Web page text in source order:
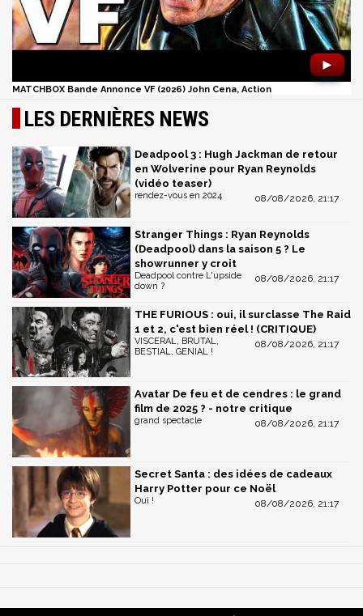
►
MATCHBOX Bande Annonce VF (2026) John Cena, Action
LES DERNIÈRES NEWS
Deadpool 3 : Hugh Jackman de retour
en Wolverine pour Ryan Reynolds
(vidéo teaser)
08/08/2026, 21:17
rendez-vous en 2024
Stranger Things : Ryan Reynolds
(Deadpool) dans la saison 5 ? Le
showrunner y croit
08/08/2026, 21:17
Deadpool contre L'upside
down ?
THE FURIOUS : oui, il surclasse The Raid
1 et 2, c'est bien réel ! (CRITIQUE)
08/08/2026, 21:17
VISCERAL, BRUTAL,
BESTIAL, GENIAL !
Avatar De feu et de cendres : le grand
film de 2025 ? - notre critique
08/08/2026, 21:17
grand spectacle
Secret Santa : des idées de cadeaux
Harry Potter pour ce Noël
08/08/2026, 21:17
Oui !